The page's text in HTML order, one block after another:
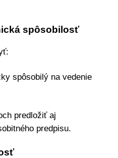
spôsobilosť
spôsobilý na vedenie
predložiť aj
predpisu.